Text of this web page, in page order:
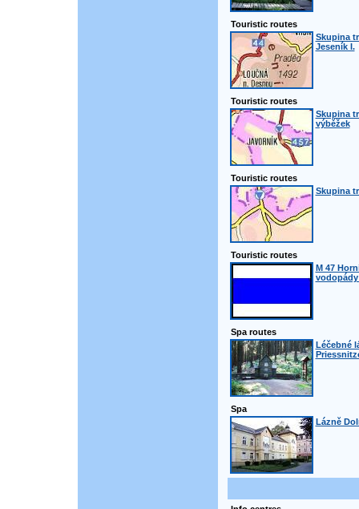
Touristic routes
Skupina
Jeseník I.
Touristic routes
Skupina
výběžek
Touristic routes
Skupina
Touristic routes
M 47
Spa routes
Léčebné
Spa
Lázně